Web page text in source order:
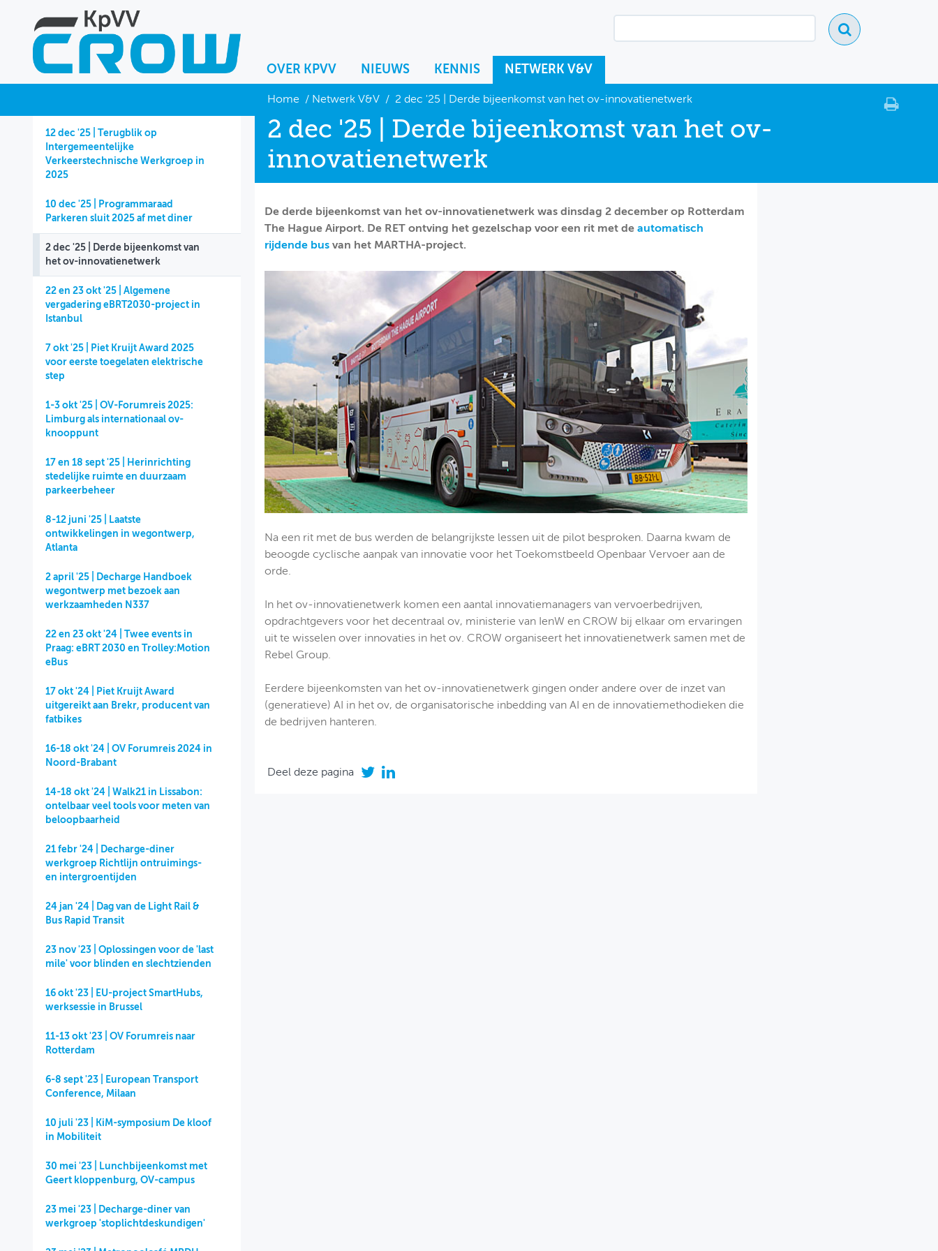
OVER KPVV NIEUWS KENNIS NETWERK V&V
NIEUWS
KENNIS
Home / Netwerk V&V/ 2 dec '25 | Derde bijeenkomst van het ov-innovatienetwerk
12 dec '25 | Terugblik op
Intergemeentelijke
Verkeerstechnische Werkgroep in
2025
10 dec '25 | Programmaraad
Parkeren sluit 2025 af met diner
2 dec '25 | Derde bijeenkomst van
het ov-innovatienetwerk
22 en 23 okt '25 | Algemene
vergadering eBRT2030-project in
Istanbul
7 okt '25 | Piet Kruijt Award 2025
voor eerste toegelaten elektrische
step
1-3 okt '25 | OV-Forumreis 2025:
Limburg als internationaal ov-
knooppunt
17 en 18 sept '25 | Herinrichting
stedelijke ruimte en duurzaam
parkeerbeheer
8-12 juni '25 | Laatste
ontwikkelingen in wegontwerp,
Atlanta
2 april '25 | Decharge Handboek
wegontwerp met bezoek aan
werkzaamheden N337
22 en 23 okt '24 | Twee events in
Praag: eBRT 2030 en Trolley:Motion
eBus
17 okt '24 | Piet Kruijt Award
uitgereikt aan Brekr, producent van
fatbikes
16-18 okt '24 | OV Forumreis 2024 in
Noord-Brabant
14-18 okt '24 | Walk21 in Lissabon:
ontelbaar veel tools voor meten van
beloopbaarheid
21 febr '24 | Decharge-diner
werkgroep Richtlijn ontruimings-
en intergroentijden
24 jan '24 | Dag van de Light Rail &
Bus Rapid Transit
23 nov '23 | Oplossingen voor de 'last
mile' voor blinden en slechtzienden
16 okt '23 | EU-project SmartHubs,
werksessie in Brussel
11-13 okt '23 | OV Forumreis naar
Rotterdam
6-8 sept '23 | European Transport
Conference, Milaan
10 juli '23 | KiM-symposium De kloof
in Mobiliteit
30 mei '23 | Lunchbijeenkomst met
Geert kloppenburg, OV-campus
23 mei '23 | Decharge-diner van
werkgroep 'stoplichtdeskundigen'
2 dec '25 | Derde bijeenkomst van het ov-
innovatienetwerk
De derde bijeenkomst van het ov-innovatienetwerk was dinsdag 2 december op Rotterdam
The Hague Airport. De RET ontving het gezelschap voor een rit met de automatisch
rijdende busvan het MARTHA-project.
Na een rit met de bus werden de belangrijkste lessen uit de pilot besproken. Daarna kwam de
beoogde cyclische aanpak van innovatie voor het Toekomstbeeld Openbaar Vervoer aan de
orde.
In het ov-innovatienetwerk komen een aantal innovatiemanagers van vervoerbedrijven,
opdrachtgevers voor het decentraal ov, ministerie van IenW en CROW bij elkaar om ervaringen
uit te wisselen over innovaties in het ov. CROW organiseert het innovatienetwerk samen met de
Rebel Group.
Eerdere bijeenkomsten van het ov-innovatienetwerk gingen onder andere over de inzet van
(generatieve) AI in het ov, de organisatorische inbedding van AI en de innovatiemethodieken die
de bedrijven hanteren.
Deel deze pagina